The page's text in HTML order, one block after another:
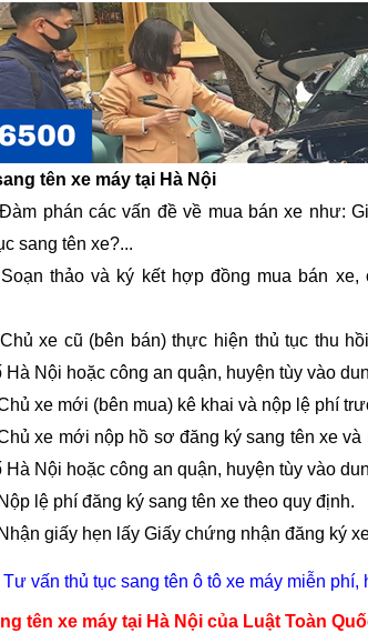
tên xe máy tại Hà Nội
Đàm phán các vấn đề về mua bán xe như:
sang tên xe?...
Soạn thảo và ký kết hợp đồng mua bán
Chủ xe cũ (bên bán) thực hiện thủ tục thu
Hà Nội hoặc công an quận, huyện tùy vào
xe mới (bên mua) kê khai và nộp lệ phí
xe mới nộp hồ sơ đăng ký sang tên xe
Hà Nội hoặc công an quận, huyện tùy vào
Nộp lệ phí đăng ký sang tên xe theo quy định.
Nhận giấy hẹn lấy Giấy chứng nhận đăng ký
Tư vấn thủ tục sang tên ô tô xe máy miễn phí,
tên xe máy tại Hà Nội của Luật Toàn